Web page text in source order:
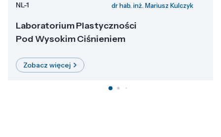
NL-1 dr hab. inż. Mariusz Kulczyk
Laboratorium Plastyczności
Pod Wysokim Ciśnieniem
Zobacz więcej